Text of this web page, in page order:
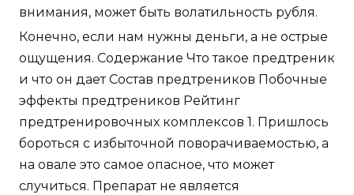
внимания, может быть волатильность рубля.
Конечно, если нам нужны деньги, а не острые
ощущения. Содержание Что такое предтреник
и что он дает Состав предтреников Побочные
эффекты предтреников Рейтинг
предтренировочных комплексов 1. Пришлось
бороться с избыточной поворачиваемостью, а
на овале это самое опасное, что может
случиться. Препарат не является